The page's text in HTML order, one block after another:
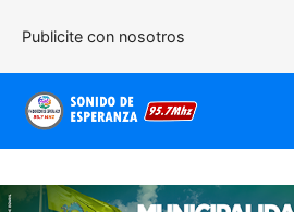
Publicite con nosotros